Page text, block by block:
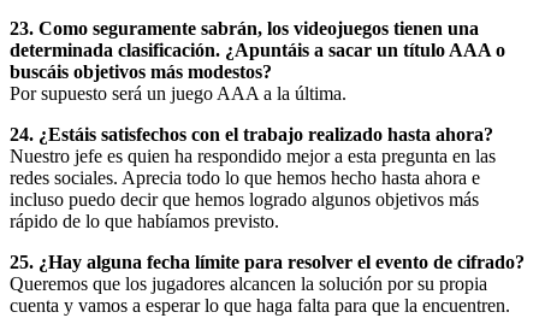
23. Como seguramente sabrán, los videojuegos tienen una
determinada clasificación. ¿Apuntáis a sacar un título AAA o
buscáis objetivos más modestos?
Por supuesto será un juego AAA a la última.
24. ¿Estáis satisfechos con el trabajo realizado hasta ahora?
Nuestro jefe es quien ha respondido mejor a esta pregunta en las
redes sociales. Aprecia todo lo que hemos hecho hasta ahora e
incluso puedo decir que hemos logrado algunos objetivos más
rápido de lo que habíamos previsto.
25. ¿Hay alguna fecha límite para resolver el evento de cifrado?
Queremos que los jugadores alcancen la solución por su propia
cuenta y vamos a esperar lo que haga falta para que la encuentren.